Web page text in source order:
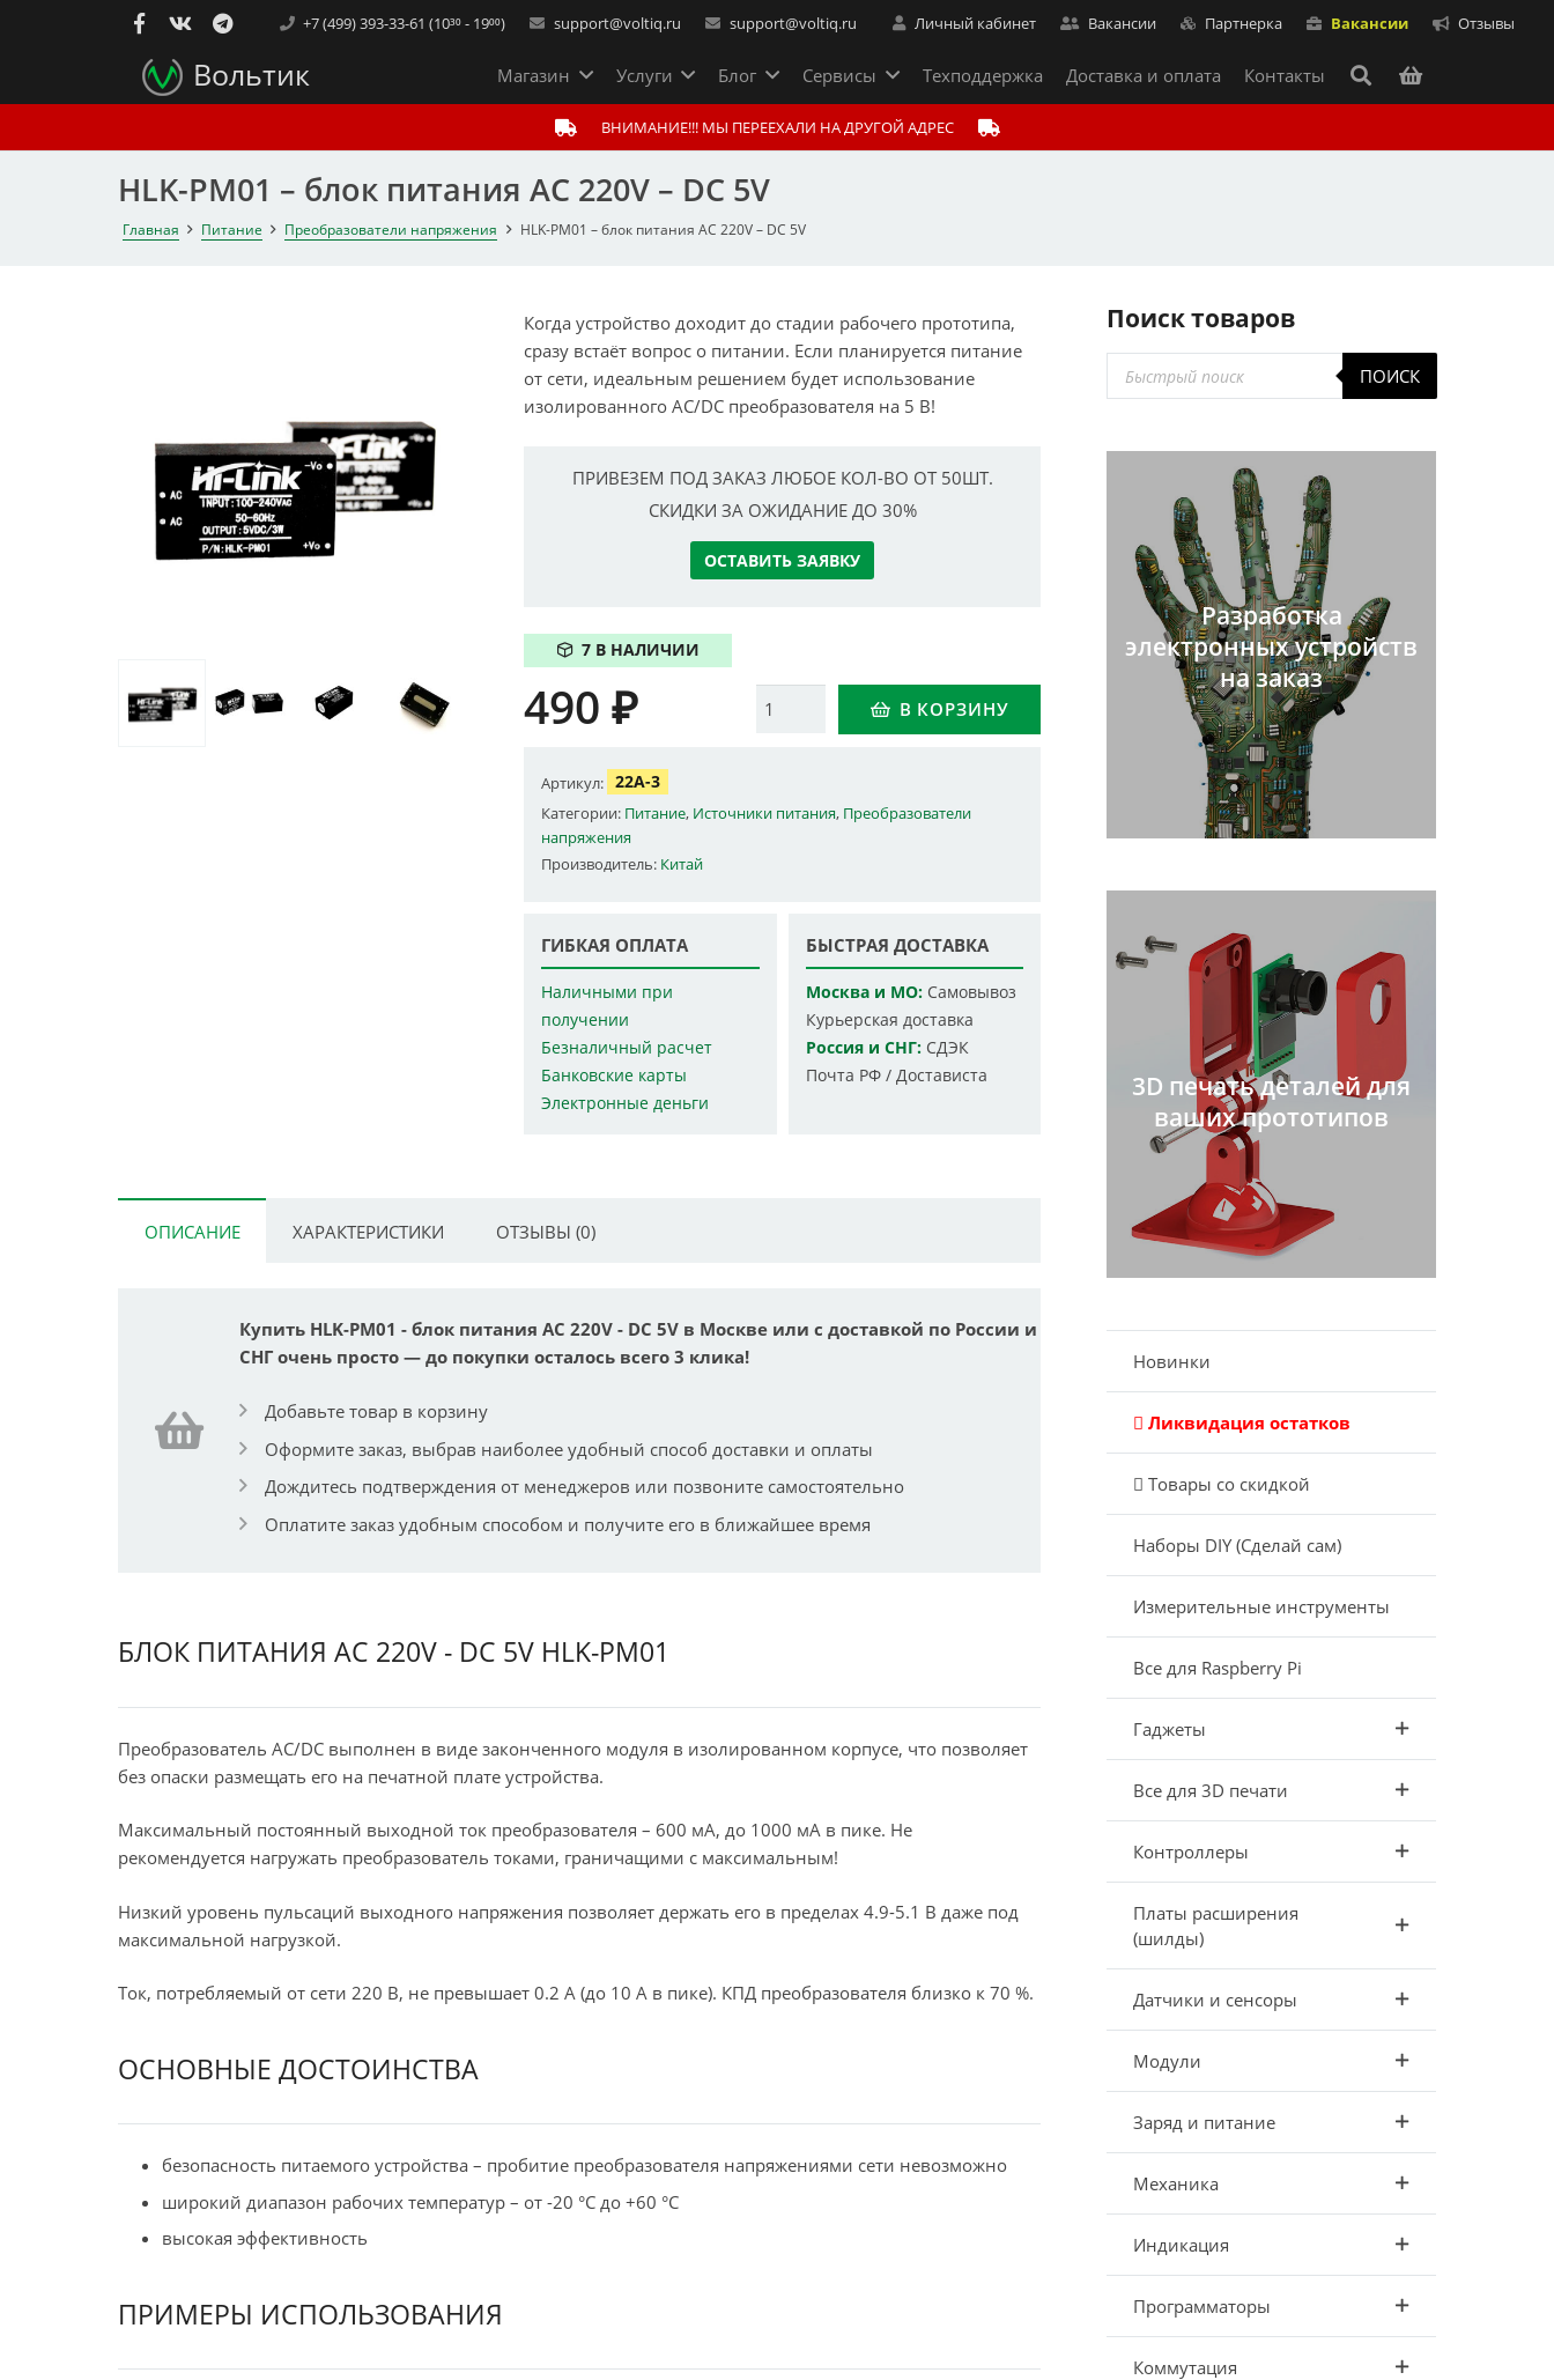
+7 (499) 393-33-61 (10³⁰ - 19⁰⁰) support@voltiq.ru support@voltiq.ru Личный кабинет Вакансии Партнерка Вакансии Отзывы
Вольтик Магазин Услуги Блог Сервисы Техподдержка Доставка и оплата Контакты
ВНИМАНИЕ!!! МЫ ПЕРЕЕХАЛИ НА ДРУГОЙ АДРЕС
HLK-PM01 – блок питания AC 220V – DC 5V
Главная Питание Преобразователи напряжения HLK-PM01 – блок питания AC 220V – DC 5V
Когда устройство доходит до стадии рабочего прототипа,
сразу встаёт вопрос о питании. Если планируется питание
от сети, идеальным решением будет использование
изолированного AC/DC преобразователя на 5 В!
ПРИВЕЗЕМ ПОД ЗАКАЗ ЛЮБОЕ КОЛ-ВО ОТ 50ШТ.
СКИДКИ ЗА ОЖИДАНИЕ ДО 30%
ОСТАВИТЬ ЗАЯВКУ
7 В НАЛИЧИИ
Количество В КОРЗИНУ
490₽
Артикул: 22A-3
Категории: Питание, Источники питания, Преобразователи
напряжения
Производитель: Китай
ГИБКАЯ ОПЛАТА
Наличными при
получении
Безналичный расчет
Банковские карты
Электронные деньги
БЫСТРАЯ ДОСТАВКА
Москва и МО:Самовывоз
Курьерская доставка
Россия и СНГ:СДЭК
Почта РФ / Достависта
ОПИСАНИЕ ХАРАКТЕРИСТИКИ ОТЗЫВЫ (0)
Купить HLK-PM01 - блок питания AC 220V - DC 5V в Москве или с доставкой по России и
СНГ очень просто — до покупки осталось всего 3 клика!
Добавьте товар в корзину
Оформите заказ, выбрав наиболее удобный способ доставки и оплаты
Дождитесь подтверждения от менеджеров или позвоните самостоятельно
Оплатите заказ удобным способом и получите его в ближайшее время
БЛОК ПИТАНИЯ AC 220V - DC 5V HLK-PM01
Преобразователь AC/DC выполнен в виде законченного модуля в изолированном корпусе, что позволяет
без опаски размещать его на печатной плате устройства.
Максимальный постоянный выходной ток преобразователя – 600 мА, до 1000 мА в пике. Не
рекомендуется нагружать преобразователь токами, граничащими с максимальным!
Низкий уровень пульсаций выходного напряжения позволяет держать его в пределах 4.9-5.1 В даже под
максимальной нагрузкой.
Ток, потребляемый от сети 220 В, не превышает 0.2 А (до 10 А в пике). КПД преобразователя близко к 70 %.
ОСНОВНЫЕ ДОСТОИНСТВА
безопасность питаемого устройства – пробитие преобразователя напряжениями сети невозможно
широкий диапазон рабочих температур – от -20 °C до +60 °C
высокая эффективность
ПРИМЕРЫ ИСПОЛЬЗОВАНИЯ
Поиск товаров
Поиск
товаров
ПОИСК
Разработка
электронных устройств
на заказ
3D печать деталей для
ваших прототипов
Новинки
Ликвидация остатков
Товары со скидкой
Наборы DIY (Сделай сам)
Измерительные инструменты
Все для Raspberry Pi
Гаджеты
Все для 3D печати
Контроллеры
Платы расширения
(шилды)
Датчики и сенсоры
Модули
Заряд и питание
Механика
Индикация
Программаторы
Коммутация